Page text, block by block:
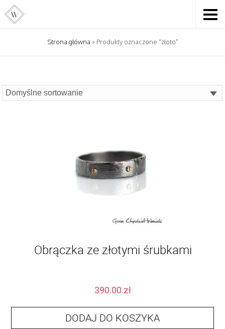
Strona główna » Produkty oznaczone “złoto”
Obrączka ze złotymi śrubkami
390.00 zł
DODAJ DO KOSZYKA